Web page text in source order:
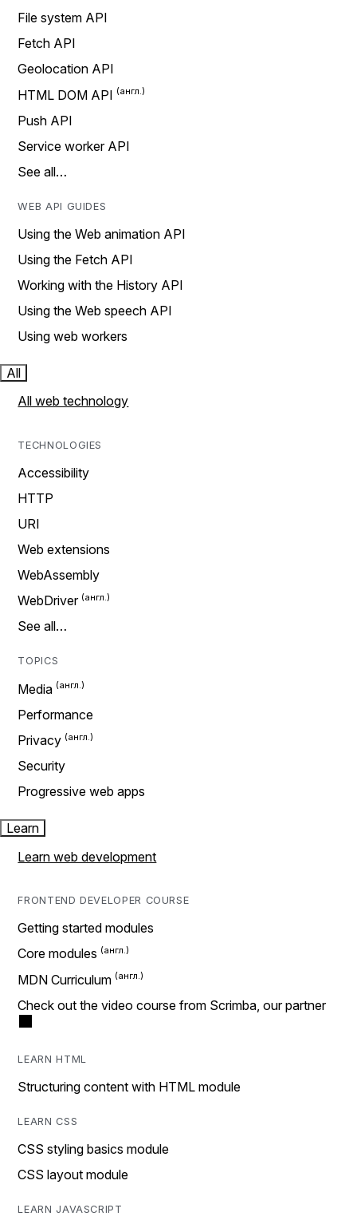
File system API
Fetch API
Geolocation API
HTML DOM API
Push API
Service worker API
See all…
WEB API GUIDES
Using the Web animation API
Using the Fetch API
Working with the History API
Using the Web speech API
Using web workers
All
All web technology
TECHNOLOGIES
Accessibility
HTTP
URI
Web extensions
WebAssembly
WebDriver
See all…
TOPICS
Media
Performance
Privacy
Security
Progressive web apps
Learn
Learn web development
FRONTEND DEVELOPER COURSE
Getting started modules
Core modules
MDN Curriculum
Check out the video course from Scrimba, our partner
LEARN HTML
Structuring content with HTML module
LEARN CSS
CSS styling basics module
CSS layout module
LEARN JAVASCRIPT